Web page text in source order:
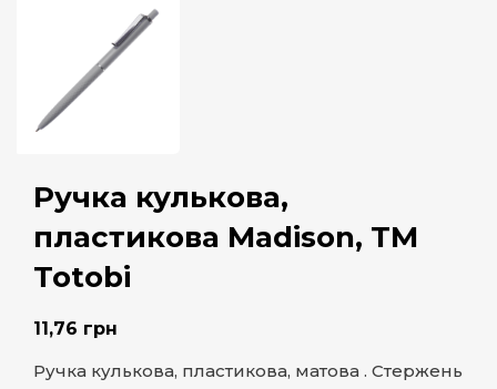
Ручка кулькова,
пластикова Madison, ТМ
Totobi
11,76 грн
Ручка кулькова, пластикова, матова . Стержень